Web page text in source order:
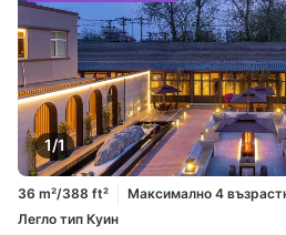
1/1
36 m²/388 ft² Максимално 4
Легло тип Куин